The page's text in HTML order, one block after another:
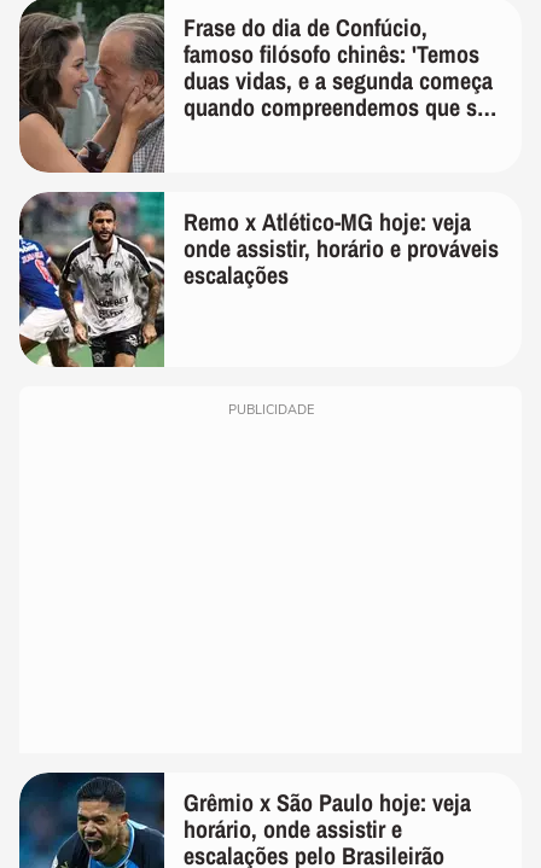
Frase do dia de Confúcio,
famoso filósofo chinês: 'Temos
duas vidas, e a segunda começa
quando compreendemos que só
Remo x Atlético-MG hoje: veja
onde assistir, horário e prováveis
escalações
PUBLICIDADE
Grêmio x São Paulo hoje: veja
horário, onde assistir e
escalações pelo Brasileirão